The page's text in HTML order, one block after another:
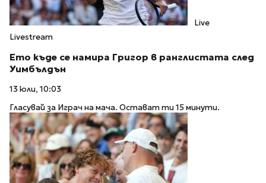
Live
Livestream
Ето къде се намира Григор в ранглистата след
Уимбълдън
13 юли, 10:03
Гласувай за Играч на мача. Остават ти 15 минути.